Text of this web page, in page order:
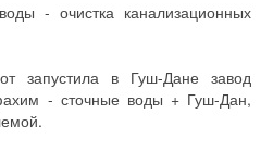
- очистка канализационных
запустила в Гуш-Дане завод
- сточные воды + Гуш-Дан,